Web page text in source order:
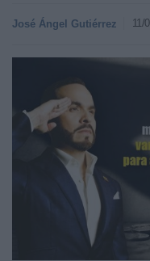
José Ángel Gutiérrez 11/